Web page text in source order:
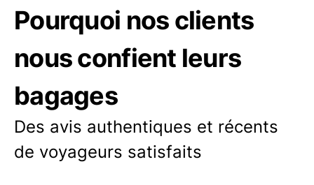
Pourquoi nos clients
nous confient leurs
bagages
Des avis authentiques et récents
de voyageurs satisfaits